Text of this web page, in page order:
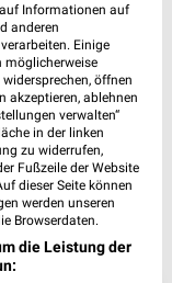
Informationen auf
anderen
Einige
möglicherweise
öffnen
akzeptieren, ablehnen
verwalten“
in der linken
zu widerrufen,
Fußzeile der Website
dieser Seite können
werden unseren
Browserdaten.
die Leistung der